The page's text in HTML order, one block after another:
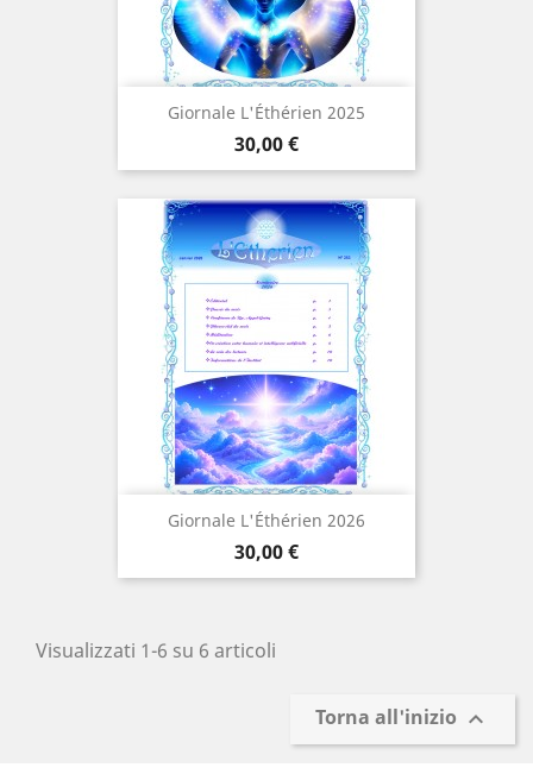
Giornale L'Éthérien 2025
Prezzo
30,00 €
Giornale L'Éthérien 2026
Prezzo
30,00 €
Visualizzati 1-6 su 6 articoli
Torna all'inizio 